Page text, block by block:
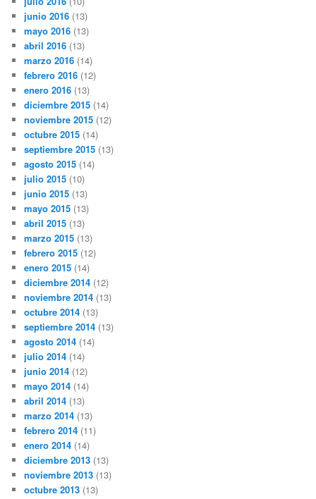
junio 2016 (13)
mayo 2016 (13)
abril 2016 (13)
marzo 2016 (14)
febrero 2016 (12)
enero 2016 (13)
diciembre 2015 (14)
noviembre 2015 (12)
octubre 2015 (14)
septiembre 2015 (13)
agosto 2015 (14)
julio 2015 (10)
junio 2015 (13)
mayo 2015 (13)
abril 2015 (13)
marzo 2015 (13)
febrero 2015 (12)
enero 2015 (14)
diciembre 2014 (12)
noviembre 2014 (13)
octubre 2014 (13)
septiembre 2014 (13)
agosto 2014 (14)
julio 2014 (14)
junio 2014 (12)
mayo 2014 (14)
abril 2014 (13)
marzo 2014 (13)
febrero 2014 (11)
enero 2014 (14)
diciembre 2013 (13)
noviembre 2013 (13)
octubre 2013 (13)